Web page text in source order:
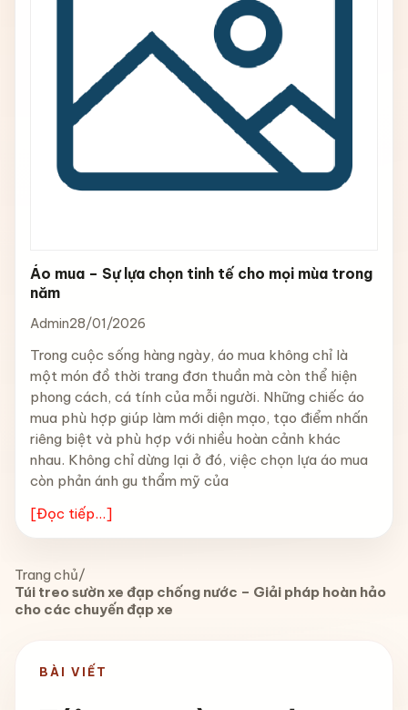
Áo mua – Sự lựa chọn tinh tế cho mọi mùa trong
năm
Admin28/01/2026
Trong cuộc sống hàng ngày, áo mua không chỉ là
một món đồ thời trang đơn thuần mà còn thể hiện
phong cách, cá tính của mỗi người. Những chiếc áo
mua phù hợp giúp làm mới diện mạo, tạo điểm nhấn
riêng biệt và phù hợp với nhiều hoàn cảnh khác
nhau. Không chỉ dừng lại ở đó, việc chọn lựa áo mua
còn phản ánh gu thẩm mỹ của
[Đọc tiếp...]
Trang chủ/
Túi treo sườn xe đạp chống nước – Giải pháp hoàn hảo
cho các chuyến đạp xe
BÀI VIẾT